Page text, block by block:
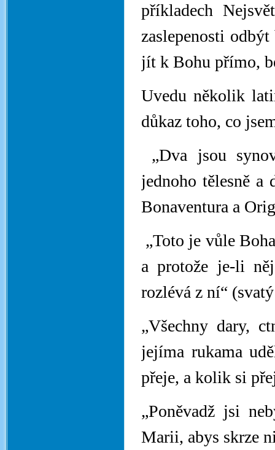
příkladech
zaslepenosti
jít k Bohu přímo,
Uvedu několik
důkaz toho, co
„Dva jsou
jednoho tělesně a
Bonaventura a
„Toto je vůle
a protože je-li
rozlévá z ní“
„Všechny dary,
jejíma rukama
přeje, a kolik si
„Poněvadž jsi
Marii, abys skrze